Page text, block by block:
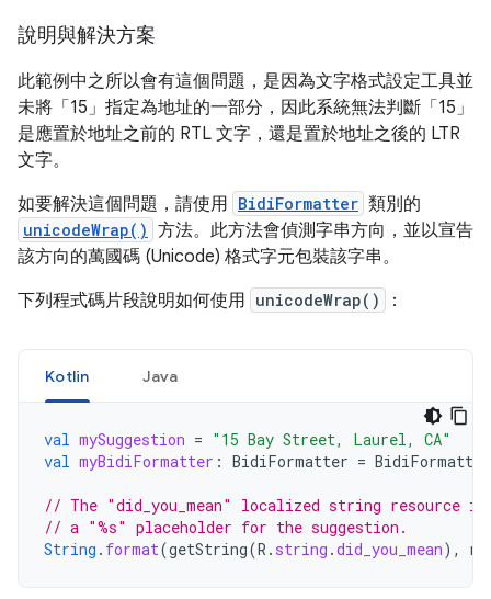
說明與解決方案
此範例中之所以會有這個問題，是因為文字格式設定工具並
未將「15」指定為地址的一部分，因此系統無法判斷「15」
是應置於地址之前的 RTL 文字，還是置於地址之後的 LTR
文字。
如要解決這個問題，請使用 BidiFormatter 類別的
unicodeWrap() 方法。此方法會偵測字串方向，並以宣告
該方向的萬國碼 (Unicode) 格式字元包裝該字串。
下列程式碼片段說明如何使用 unicodeWrap() ：
Kotlin Java
val mySuggestion = "15 Bay Street, Laurel, CA"
val myBidiFormatter : BidiFormatter = BidiFormatter
// The "did_you_mean" localized string resource
// a "%s" placeholder for the suggestion.
String . format(getString(R . string .did_you_mean),